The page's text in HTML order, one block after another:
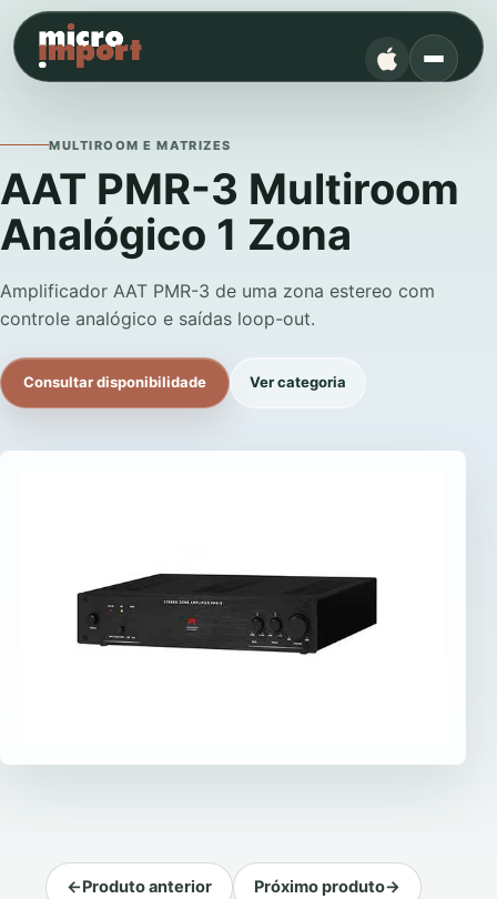
MULTIROOM E MATRIZES
AAT PMR-3 Multiroom
Analógico 1 Zona
Amplificador AAT PMR-3 de uma zona estereo com
controle analógico e saídas loop-out.
Consultar disponibilidade Ver categoria
←Produto anterior Próximo produto→